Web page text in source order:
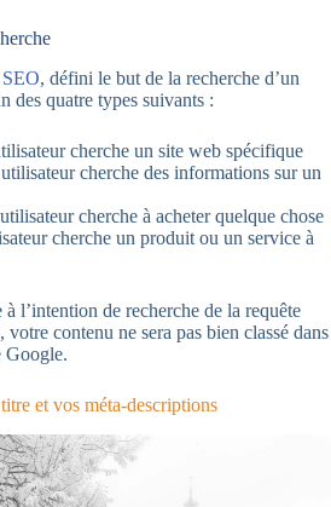
SEO, défini le but de la recherche d’un
des quatre types suivants :
cherche un site web spécifique
cherche des informations sur un
cherche à acheter quelque chose
cherche un produit ou un service à
l’intention de recherche de la requête
votre contenu ne sera pas bien classé dans
Google.
et vos méta-descriptions